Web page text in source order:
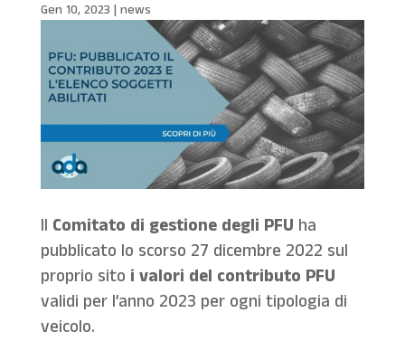
Gen 10, 2023 news
Il Comitato di gestione degli PFU ha
pubblicato lo scorso 27 dicembre 2022 sul
proprio sito i valori del contributo PFU
validi per l’anno 2023 per ogni tipologia di
veicolo.